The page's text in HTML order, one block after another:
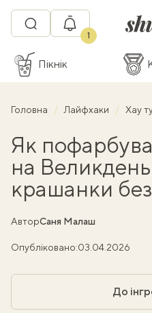
1
Пікнік
Головна Лайфхаки Хау
Як
на
крашанки без
АвторСаня Малаш
Опубліковано:03.04.2026
До